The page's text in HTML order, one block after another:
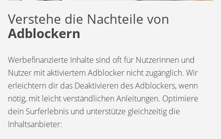
Verstehe die Nachteile von
Adblockern
Werbefinanzierte Inhalte sind oft für Nutzerinnen und
Nutzer mit aktiviertem Adblocker nicht zugänglich. Wir
erleichtern dir das Deaktivieren des Adblockers, wenn
nötig, mit leicht verständlichen Anleitungen. Optimiere
dein Surferlebnis und unterstütze gleichzeitig die
Inhaltsanbieter: